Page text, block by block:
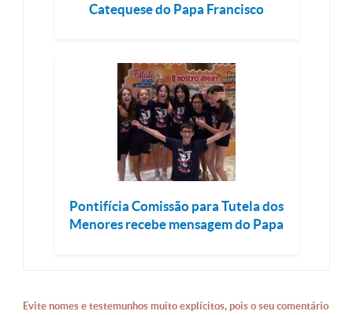
Catequese do Papa Francisco
Pontifícia Comissão para Tutela dos
Menores recebe mensagem do Papa
Evite nomes e testemunhos muito explícitos, pois o seu comentário